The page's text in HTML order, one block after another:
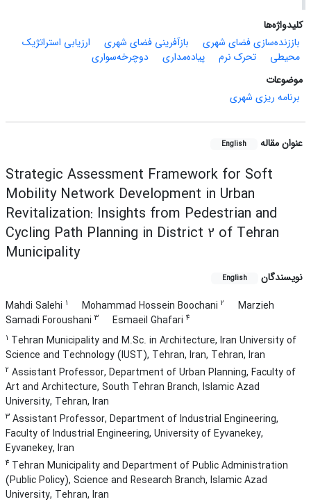
کلیدواژه‌ها
باززنده‌سازی فضای شهری
بازآفرینی فضای شهری
ارزیابی استراتژیک
محیطی
تحرک نرم پیاده‌مداری
دوچرخه‌سواری
موضوعات
برنامه ریزی شهری
عنوان مقاله English
Strategic Assessment Framework for Soft
Mobility Network Development in Urban
Revitalization: Insights from Pedestrian and
Cycling Path Planning in District 2 of Tehran
Municipality
نویسندگان English
Mahdi Salehi 1 Mohammad Hossein Boochani 2
Marzieh
Samadi Foroushani 3 Esmaeil Ghafari 4
1 Tehran Municipality and M.Sc. in Architecture, Iran University of
Science and Technology (IUST), Tehran, Iran, Tehran, Iran
2 Assistant Professor, Department of Urban Planning, Faculty of
Art and Architecture, South Tehran Branch, Islamic Azad
University, Tehran, Iran
3 Assistant Professor, Department of Industrial Engineering,
Faculty of Industrial Engineering, University of Eyvanekey,
Eyvanekey, Iran
4 Tehran Municipality and Department of Public Administration
(Public Policy), Science and Research Branch, Islamic Azad
University, Tehran, Iran